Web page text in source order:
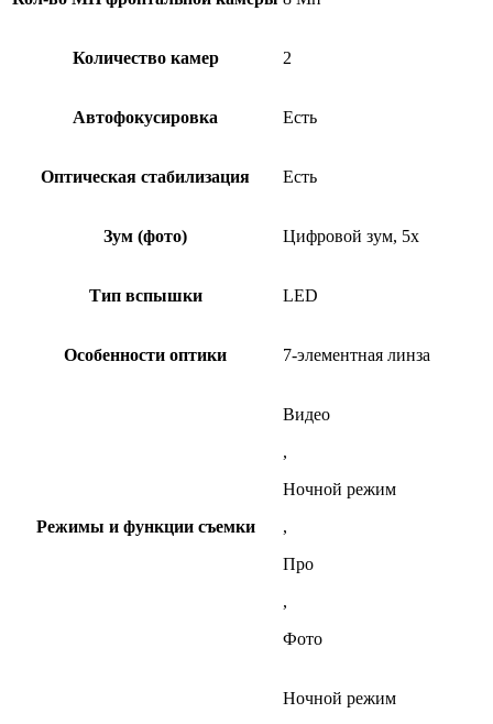
Количество камер 2
Автофокусировка Есть
Оптическая стабилизация Есть
Зум (фото) Цифровой зум, 5x
Тип вспышки LED
Особенности оптики 7-элементная линза
Режимы и функции съемки
Видео
,
Ночной режим
,
Про
,
Фото
Ночной режим